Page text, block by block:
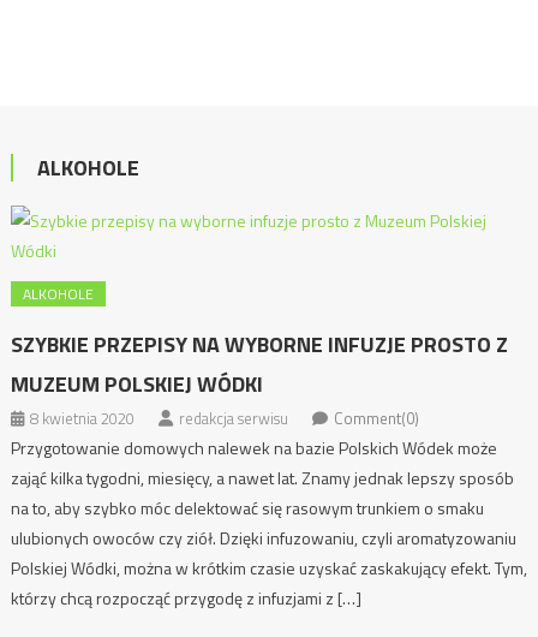
ALKOHOLE
ALKOHOLE
SZYBKIE PRZEPISY NA WYBORNE INFUZJE PROSTO Z
MUZEUM POLSKIEJ WÓDKI
8 kwietnia 2020 redakcja serwisu Comment(0)
Przygotowanie domowych nalewek na bazie Polskich Wódek może
zająć kilka tygodni, miesięcy, a nawet lat. Znamy jednak lepszy sposób
na to, aby szybko móc delektować się rasowym trunkiem o smaku
ulubionych owoców czy ziół. Dzięki infuzowaniu, czyli aromatyzowaniu
Polskiej Wódki, można w krótkim czasie uzyskać zaskakujący efekt. Tym,
którzy chcą rozpocząć przygodę z infuzjami z […]